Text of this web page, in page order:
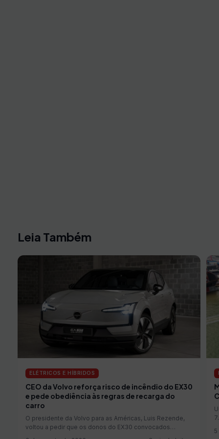
Leia Também
ELÉTRICOS E HÍBRIDOS
CEO da Volvo reforça risco de incêndio do EX30
e pede obediência às regras de recarga do
carro
O presidente da Volvo para as Américas, Luis Rezende,
voltou a pedir que os donos do EX30 convocados…